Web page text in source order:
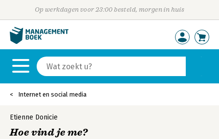
Op werkdagen voor 23:00 besteld, morgen in huis
Internet en social media
Etienne Donicie
Hoe vind je me?